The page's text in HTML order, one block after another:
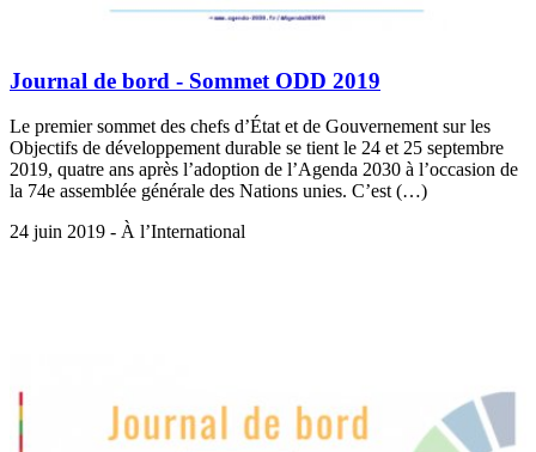
Journal de bord - Sommet ODD 2019
Le premier sommet des chefs d’État et de Gouvernement sur les
Objectifs de développement durable se tient le 24 et 25 septembre
2019, quatre ans après l’adoption de l’Agenda 2030 à l’occasion de
la 74e assemblée générale des Nations unies. C’est (…)
24 juin 2019 - À l’International